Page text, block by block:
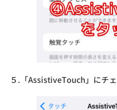
５.「AssistiveTouch」にチ